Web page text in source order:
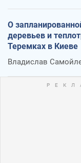
О
деревьев и
Теремках в Киеве
Владислав